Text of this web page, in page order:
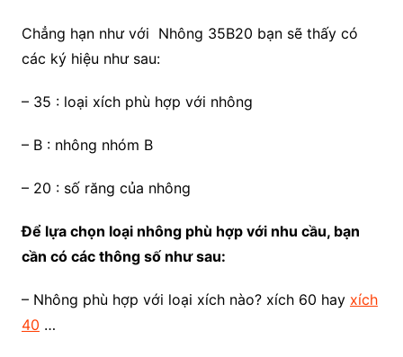
Chẳng hạn như với Nhông 35B20 bạn sẽ thấy có
các ký hiệu như sau:
– 35 : loại xích phù hợp với nhông
– B : nhông nhóm B
– 20 : số răng của nhông
Để lựa chọn loại nhông phù hợp với nhu cầu, bạn
cần có các thông số như sau:
– Nhông phù hợp với loại xích nào? xích 60 hay xích
40 …